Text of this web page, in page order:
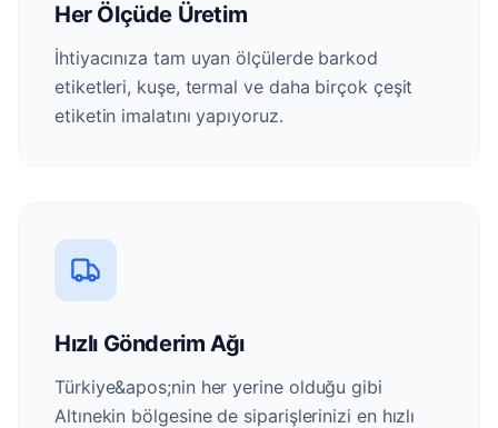
Her Ölçüde Üretim
İhtiyacınıza tam uyan ölçülerde barkod
etiketleri, kuşe, termal ve daha birçok çeşit
etiketin imalatını yapıyoruz.
Hızlı Gönderim Ağı
Türkiye&apos;nin her yerine olduğu gibi
Altınekin bölgesine de siparişlerinizi en hızlı